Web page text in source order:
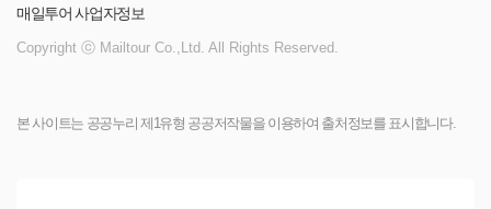
매일투어 사업자정보
Copyright ⓒ Mailtour Co.,Ltd. All Rights Reserved.
본 사이트는 공공누리 제1유형 공공저작물을 이용하여 출처정보를 표시합니다.